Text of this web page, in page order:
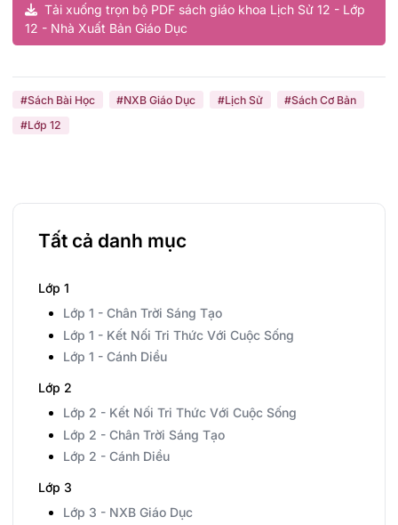
Tải xuống trọn bộ PDF sách giáo khoa Lịch Sử 12 - Lớp
12 - Nhà Xuất Bản Giáo Dục
#Sách Bài Học #NXB Giáo Dục #Lịch Sử
#Sách Cơ Bản
#Lớp 12
Tất cả danh mục
Lớp 1
Lớp 1 - Chân Trời Sáng Tạo
Lớp 1 - Kết Nối Tri Thức Với Cuộc Sống
Lớp 1 - Cánh Diều
Lớp 2
Lớp 2 - Kết Nối Tri Thức Với Cuộc Sống
Lớp 2 - Chân Trời Sáng Tạo
Lớp 2 - Cánh Diều
Lớp 3
Lớp 3 - NXB Giáo Dục